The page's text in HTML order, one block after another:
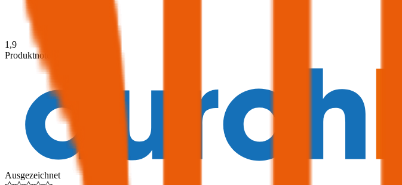
1,9
Produktnote
Ausgezeichnet